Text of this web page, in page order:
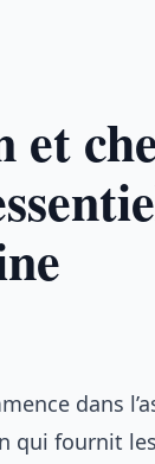
dans
qui fournit